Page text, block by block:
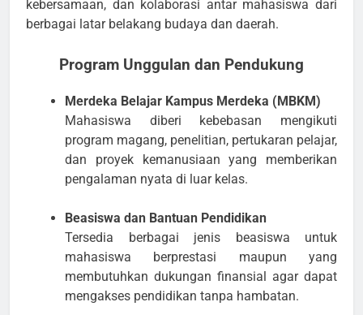
kebersamaan, dan kolaborasi antar mahasiswa dari
berbagai latar belakang budaya dan daerah.
Program Unggulan dan Pendukung
Merdeka Belajar Kampus Merdeka (MBKM)
Mahasiswa diberi kebebasan mengikuti
program magang, penelitian, pertukaran pelajar,
dan proyek kemanusiaan yang memberikan
pengalaman nyata di luar kelas.
Beasiswa dan Bantuan Pendidikan
Tersedia berbagai jenis beasiswa untuk
mahasiswa berprestasi maupun yang
membutuhkan dukungan finansial agar dapat
mengakses pendidikan tanpa hambatan.